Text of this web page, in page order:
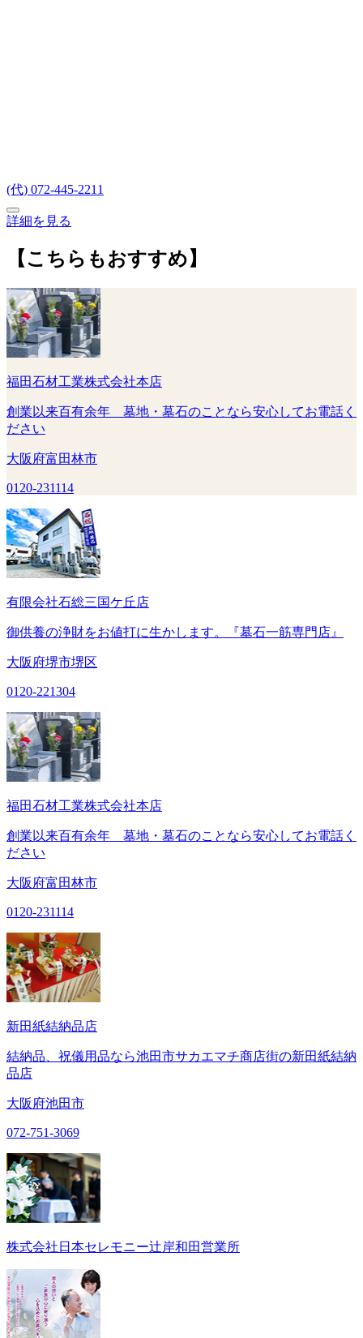
(代) 072-445-2211
詳細を見る
【こちらもおすすめ】
福田石材工業株式会社本店
創業以来百有余年 墓地・墓石のことなら安心してお電話く
ださい
大阪府富田林市
0120-231114
有限会社石総三国ケ丘店
御供養の浄財をお値打に生かします。『墓石一筋専門店』
大阪府堺市堺区
0120-221304
福田石材工業株式会社本店
創業以来百有余年 墓地・墓石のことなら安心してお電話く
ださい
大阪府富田林市
0120-231114
新田紙結納品店
結納品、祝儀用品なら池田市サカエマチ商店街の新田紙結納
品店
大阪府池田市
072-751-3069
株式会社日本セレモニー辻岸和田営業所